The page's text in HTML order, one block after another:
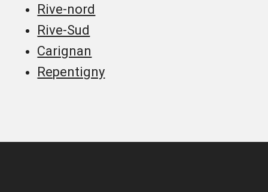
Rive-nord
Rive-Sud
Carignan
Repentigny